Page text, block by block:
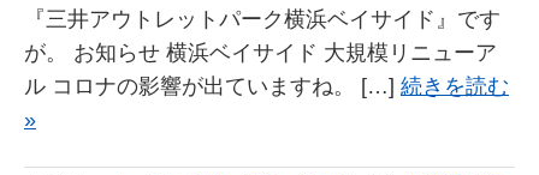
『三井アウトレットパーク横浜ベイサイド』です
が。 お知らせ 横浜ベイサイド 大規模リニューア
ル コロナの影響が出ていますね。 […] 続きを読む
»